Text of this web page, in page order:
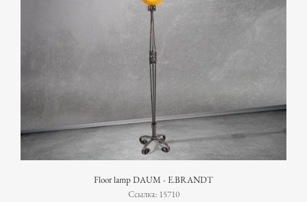
Floor lamp DAUM - E.BRANDT
Ссылка: 15710